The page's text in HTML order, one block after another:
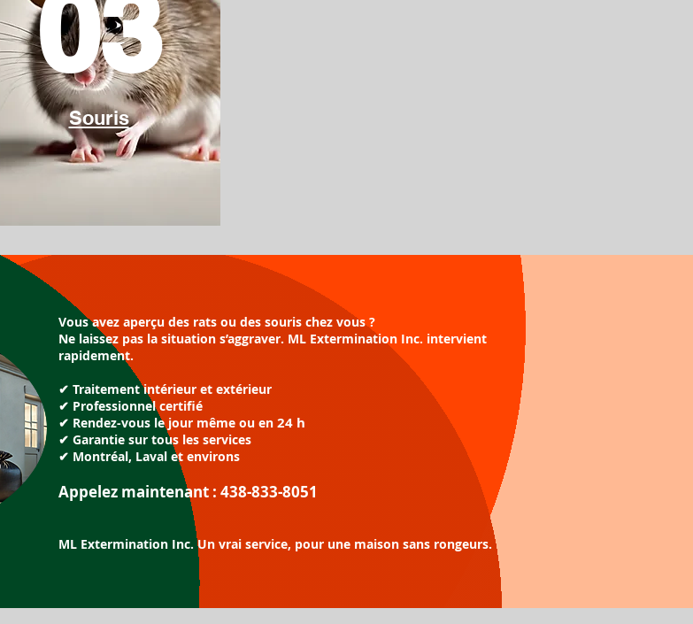
03
Souris
Vous avez aperçu des rats ou des souris chez vous ?
Ne laissez pas la situation s’aggraver. ML Extermination Inc. intervient
rapidement.
✔ Traitement intérieur et extérieur
✔ Professionnel certifié
✔ Rendez-vous le jour même ou en 24 h
✔ Garantie sur tous les services
✔ Montréal, Laval et environs
Appelez maintenant : 438-833-8051
ML Extermination Inc. Un vrai service, pour une maison sans rongeurs.